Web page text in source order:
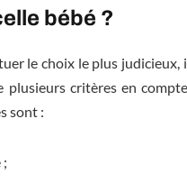
bébé ?
le choix le plus judicieux,
plusieurs critères en
sont :
;